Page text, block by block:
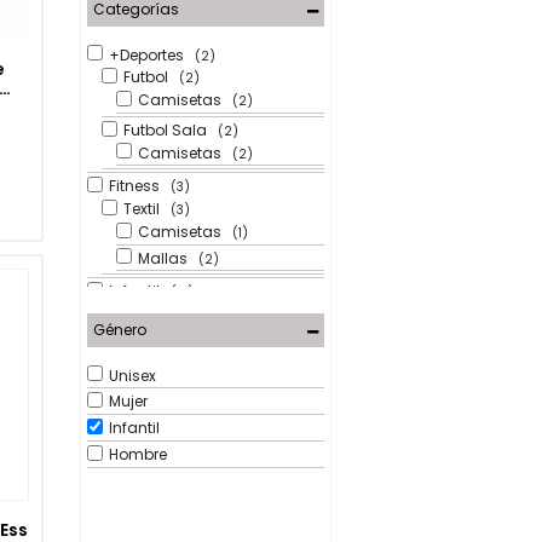
XS (1)
XXL (1)
Categorías
+Deportes (2)
Futbol (2)
Camisetas (2)
Futbol Sala (2)
Camisetas (2)
Fitness (3)
Textil (3)
Camisetas (1)
Mallas (2)
Infantil (31)
Moda (31)
Textil
Outdoor
Textil (2)
Camisetas (2)
Género
Unisex
Mujer
Infantil
Hombre